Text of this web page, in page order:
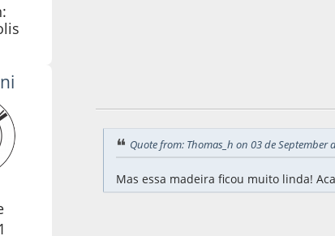
Quote from: Thomas_h on 03 de September
Mas essa madeira ficou muito linda!